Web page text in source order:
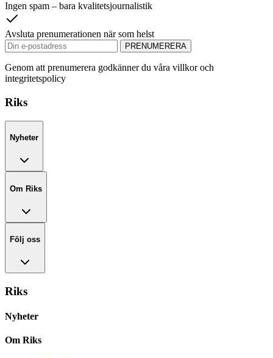
Ingen spam – bara kvalitetsjournalistik
Avsluta prenumerationen när som helst
PRENUMERERA
Genom att prenumerera godkänner du våra villkor och
integritetspolicy
Riks
Nyheter
Om Riks
Följ oss
Riks
Nyheter
Om Riks